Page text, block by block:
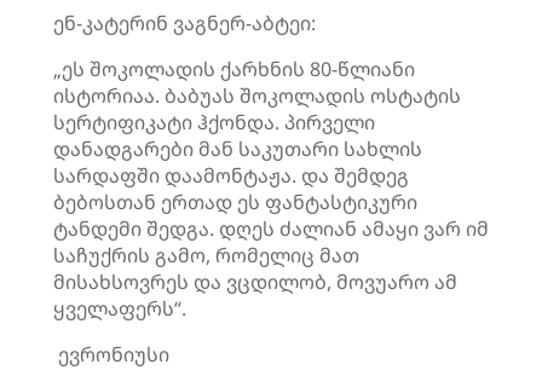
ენ-კატერინ ვაგნერ-აბტეი:
„ეს შოკოლადის ქარხნის 80-წლიანი
ისტორიაა. ბაბუას შოკოლადის ოსტატის
სერტიფიკატი ჰქონდა. პირველი
დანადგარები მან საკუთარი სახლის
სარდაფში დაამონტაჟა. და შემდეგ
ბებოსთან ერთად ეს ფანტასტიკური
ტანდემი შედგა. დღეს ძალიან ამაყი ვარ იმ
საჩუქრის გამო, რომელიც მათ
მისახსოვრეს და ვცდილობ, მოვუარო ამ
ყველაფერს“.
ევრონიუსი